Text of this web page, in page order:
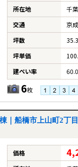
所在地
千
交通
京
坪数
坪単価
建ぺい率
6枚
｜船橋市上山町2丁
価格